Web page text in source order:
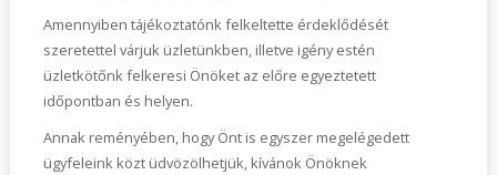
Amennyiben tájékoztatónk felkeltette érdeklődését
szeretettel várjuk üzletünkben, illetve igény estén
üzletkötőnk felkeresi Önöket az előre egyeztetett
időpontban és helyen.
Annak reményében, hogy Önt is egyszer megelégedett
ügyfeleink közt üdvözölhetjük, kívánok Önöknek